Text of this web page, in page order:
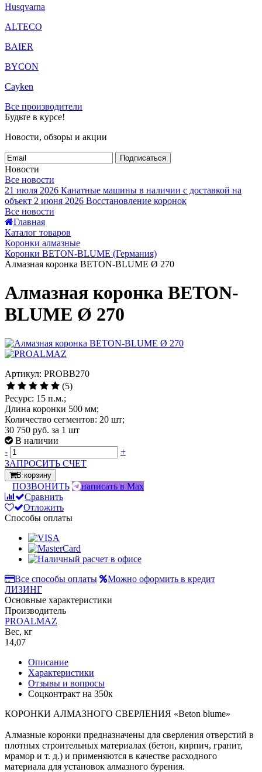
Husqvarna
ALTECO
BAIER
BYCON
Cayken
Все производители
Будьте в курсе!
Новости, обзоры и акции
Подписаться
Новости
Все новости
21 июля 2026 Канатные машины в наличии с доставкой на
объект 2 июня 2026 Восстановление коронок
Все новости
Главная
Каталог товаров
Коронки алмазные
Коронки BETON-BLUME (Германия)
Алмазная коронка BETON-BLUME Ø 270
Алмазная коронка BETON-
BLUME Ø 270
Артикул: PROBB270
(5)
Ресурс: 15 п.м.;
Длина коронки 500 мм;
Количество сегментов: 20 шт;
30 750 руб. за 1 шт
В наличии
-
+
ЗАПРОСИТЬ СЧЕТ
В корзину
ПОЗВОНИТЬ
написать в Max
Сравнить
Отложить
Способы оплаты
Все способы оплаты
Можно оформить в кредит
ЛИЗИНГ
Основные характеристики
Производитель
PROALMAZ
Вес, кг
14,07
Описание
Характеристики
Отзывы и вопросы
Соцконтракт на 350к
КОРОНКИ АЛМАЗНОГО СВЕРЛЕНИЯ «Beton blume»
Алмазные коронки предназначены для сверления отверстий в
плотных строительных материалах (бетон, кирпич, гранит,
мрамор и т. д.) и применяются в качестве расходного
материала для установок алмазного бурения.